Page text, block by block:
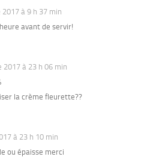
à 9 h 37 min
avant de servir!
2017 à 23 h 06 min
la crème fleurette??
à 23 h 10 min
ou épaisse merci